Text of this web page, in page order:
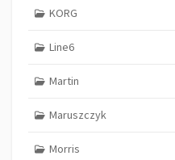
KORG
Line6
Martin
Maruszczyk
Morris